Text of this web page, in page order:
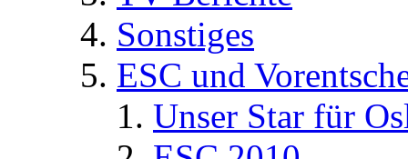
Sonstiges
ESC und
Unser Star für